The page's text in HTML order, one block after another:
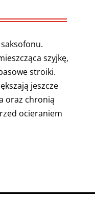
szyjkę,
stroiki.
jeszcze
oraz chronią
ocieraniem